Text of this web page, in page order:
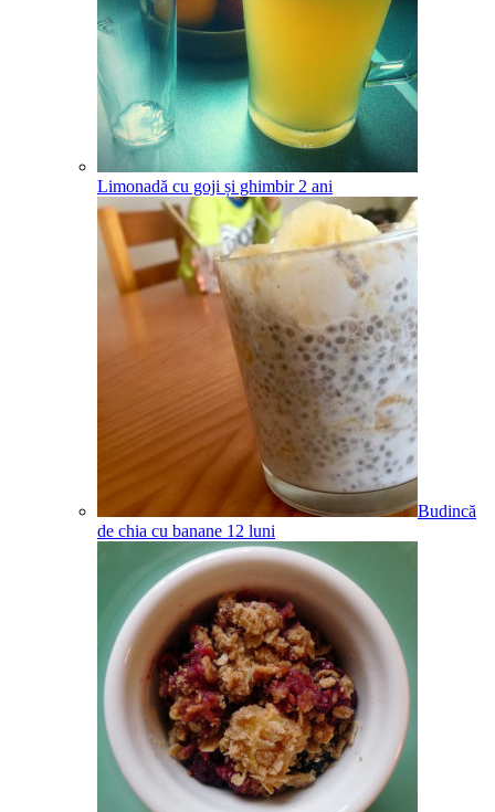
Limonadă cu goji și ghimbir 2 ani
Budincă
de chia cu banane 12 luni